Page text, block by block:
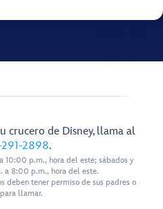
crucero de Disney, llama al
291-2898.
10:00 p.m., hora del este; sábados y
a 8:00 p.m., hora del este.
deben tener permiso de sus padres o
llamar.